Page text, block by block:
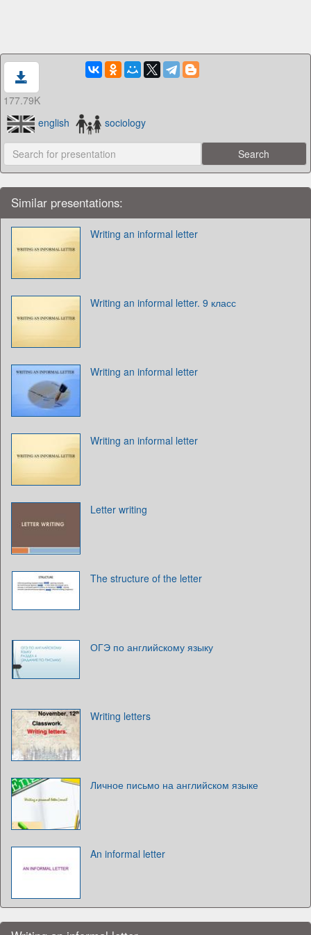
177.79K
english
sociology
Similar presentations:
Writing an informal letter
Writing an informal letter. 9 класс
Writing an informal letter
Writing an informal letter
Letter writing
The structure of the letter
ОГЭ по английскому языку
Writing letters
Личное письмо на английском языке
An informal letter